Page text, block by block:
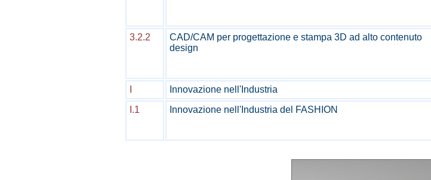
3.2.2
CAD/CAM per progettazione e stampa 3D ad alto contenuto
design
Innovazione nell'Industria
I.1
Innovazione nell'Industria del FASHION